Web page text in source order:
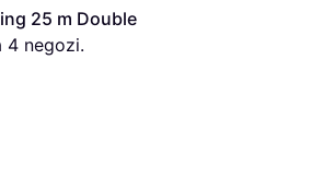
25 m Double
4 negozi.